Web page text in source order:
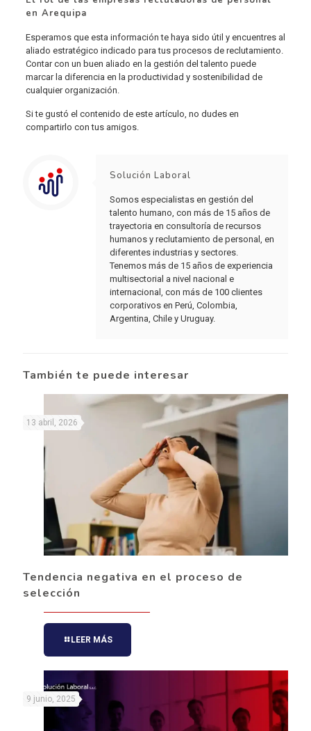
en Arequipa
Esperamos que esta información te haya sido útil y encuentres al
aliado estratégico indicado para tus procesos de reclutamiento.
Contar con un buen aliado en la gestión del talento puede
marcar la diferencia en la productividad y sostenibilidad de
cualquier organización.
Si te gustó el contenido de este artículo, no dudes en
compartirlo con tus amigos.
Solución Laboral
Somos especialistas en gestión del
talento humano, con más de 15 años de
trayectoria en consultoría de recursos
humanos y reclutamiento de personal, en
diferentes industrias y sectores.
Tenemos más de 15 años de experiencia
multisectorial a nivel nacional e
internacional, con más de 100 clientes
corporativos en Perú, Colombia,
Argentina, Chile y Uruguay.
También te puede interesar
13 abril, 2026
Tendencia negativa en el proceso de
selección
LEER MÁS
9 junio, 2025